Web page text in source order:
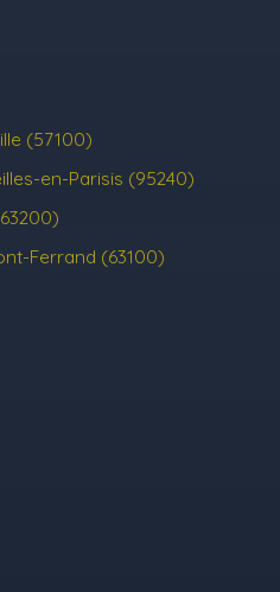
(57100)
en-Parisis (95240)
Ferrand (63100)